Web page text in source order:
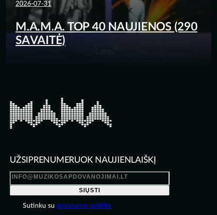
2026-07-31
M.A.M.A. TOP 40 NAUJIENOS (290
SAVAITĖ)
UŽSIPRENUMERUOK NAUJIENLAIŠKĮ
SIŲSTI
Sutinku su privatumo politika